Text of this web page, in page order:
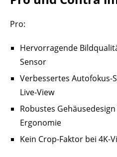
Pro:
Hervorragende
Sensor
Verbessertes Autofokus-
Live-View
Robustes
Ergonomie
Kein Crop-Faktor bei 4K-